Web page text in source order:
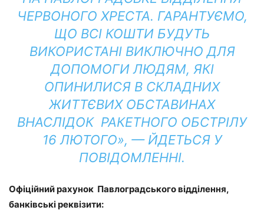
ЧЕРВОНОГО ХРЕСТА. ГАРАНТУЄМО,
ЩО ВСІ КОШТИ БУДУТЬ
ВИКОРИСТАНІ ВИКЛЮЧНО ДЛЯ
ДОПОМОГИ ЛЮДЯМ, ЯКІ
ОПИНИЛИСЯ В СКЛАДНИХ
ЖИТТЄВИХ ОБСТАВИНАХ
ВНАСЛІДОК РАКЕТНОГО ОБСТРІЛУ
16 ЛЮТОГО», — ЙДЕТЬСЯ У
ПОВІДОМЛЕННІ.
Офіційний рахунок Павлоградського відділення,
банківські реквізити: